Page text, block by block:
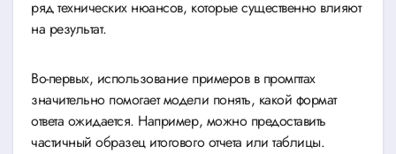
ряд технических нюансов, которые существенно влияют
на результат.
Во-первых, использование примеров в промптах
значительно помогает модели понять, какой формат
ответа ожидается. Например, можно предоставить
частичный образец итогового отчета или таблицы.